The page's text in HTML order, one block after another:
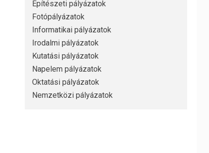
Építészeti pályázatok
Fotópályázatok
Informatikai pályázatok
Irodalmi pályázatok
Kutatási pályázatok
Napelem pályázatok
Oktatási pályázatok
Nemzetközi pályázatok